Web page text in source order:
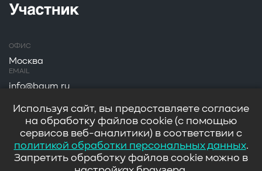
ОФИС
Москва
EMAIL
info@baum.ru
Москва, ул. Нобеля д. 7
Используя сайт, вы предоставляете согласие
на обработку файлов cookie (с помощью
сервисов веб-аналитики) в соответствии с
политикой обработки персональных данных.
Запретить обработку файлов cookie можно в